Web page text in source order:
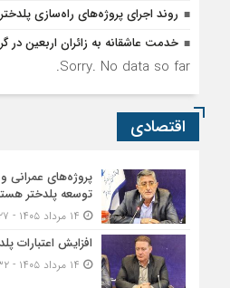
روند اجرای پروژه‌های راه‌سازی
خدمت عاشقانه به زائران اربعین در گرمای ۴۵ درجه
Sorry. No data so far.
اقتصادی
پروژه‌های عمرانی
توسعه پلدختر
افزایش اعتبارات